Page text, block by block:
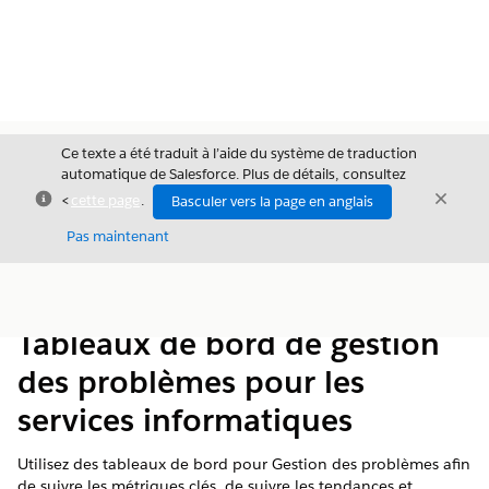
Fermer
Ce texte a été traduit à l’aide du système de traduction
automatique de Salesforce. Plus de détails, consultez
<cette page .
Basculer vers la page en anglais
Pas maintenant
Fermer
Tableaux de bord de gestion
des problèmes pour les
services informatiques
Utilisez des tableaux de bord pour Gestion des problèmes afin